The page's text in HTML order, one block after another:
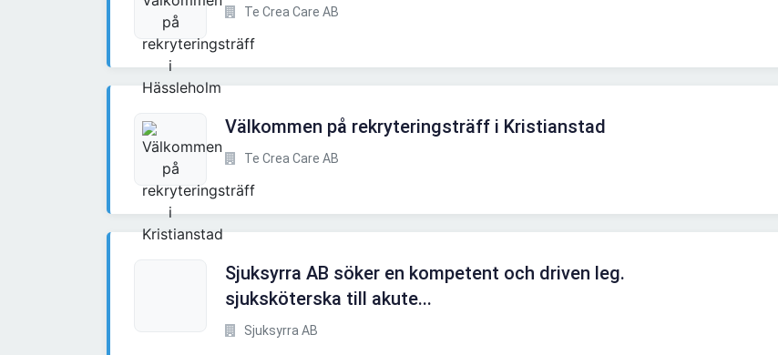
Te Crea Care AB
Välkommen på rekryteringsträff i Kristianstad
Te Crea Care AB
Sjuksyrra AB söker en kompetent och driven leg.
sjuksköterska till akute...
Sjuksyrra AB